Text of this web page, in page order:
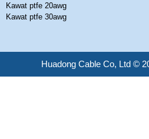
Kawat ptfe 20awg
Kawat ptfe 30awg
Huadong Cable Co, Ltd ©